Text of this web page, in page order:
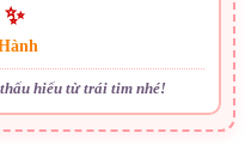
hiểu từ trái tim nhé!